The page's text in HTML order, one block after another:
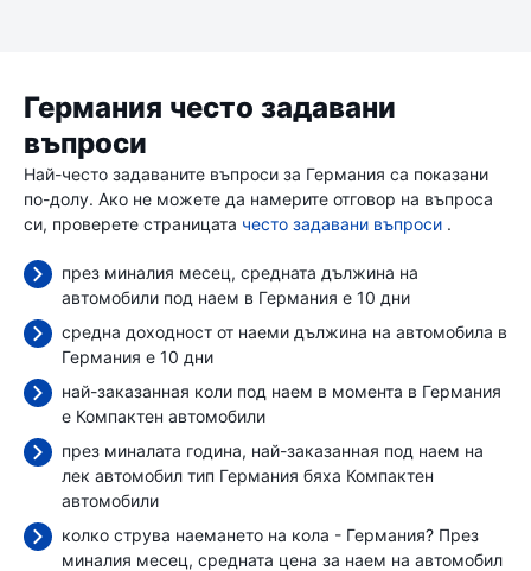
Германия често задавани
въпроси
Най-често задаваните въпроси за Германия са показани
по-долу. Ако не можете да намерите отговор на въпроса
си, проверете страницата често задавани въпроси .
през миналия месец, средната дължина на
автомобили под наем в Германия е 10 дни
средна доходност от наеми дължина на автомобила в
Германия е 10 дни
най-заказанная коли под наем в момента в Германия
е Компактен автомобили
през миналата година, най-заказанная под наем на
лек автомобил тип Германия бяха Компактен
автомобили
колко струва наемането на кола - Германия? През
миналия месец, средната цена за наем на автомобил